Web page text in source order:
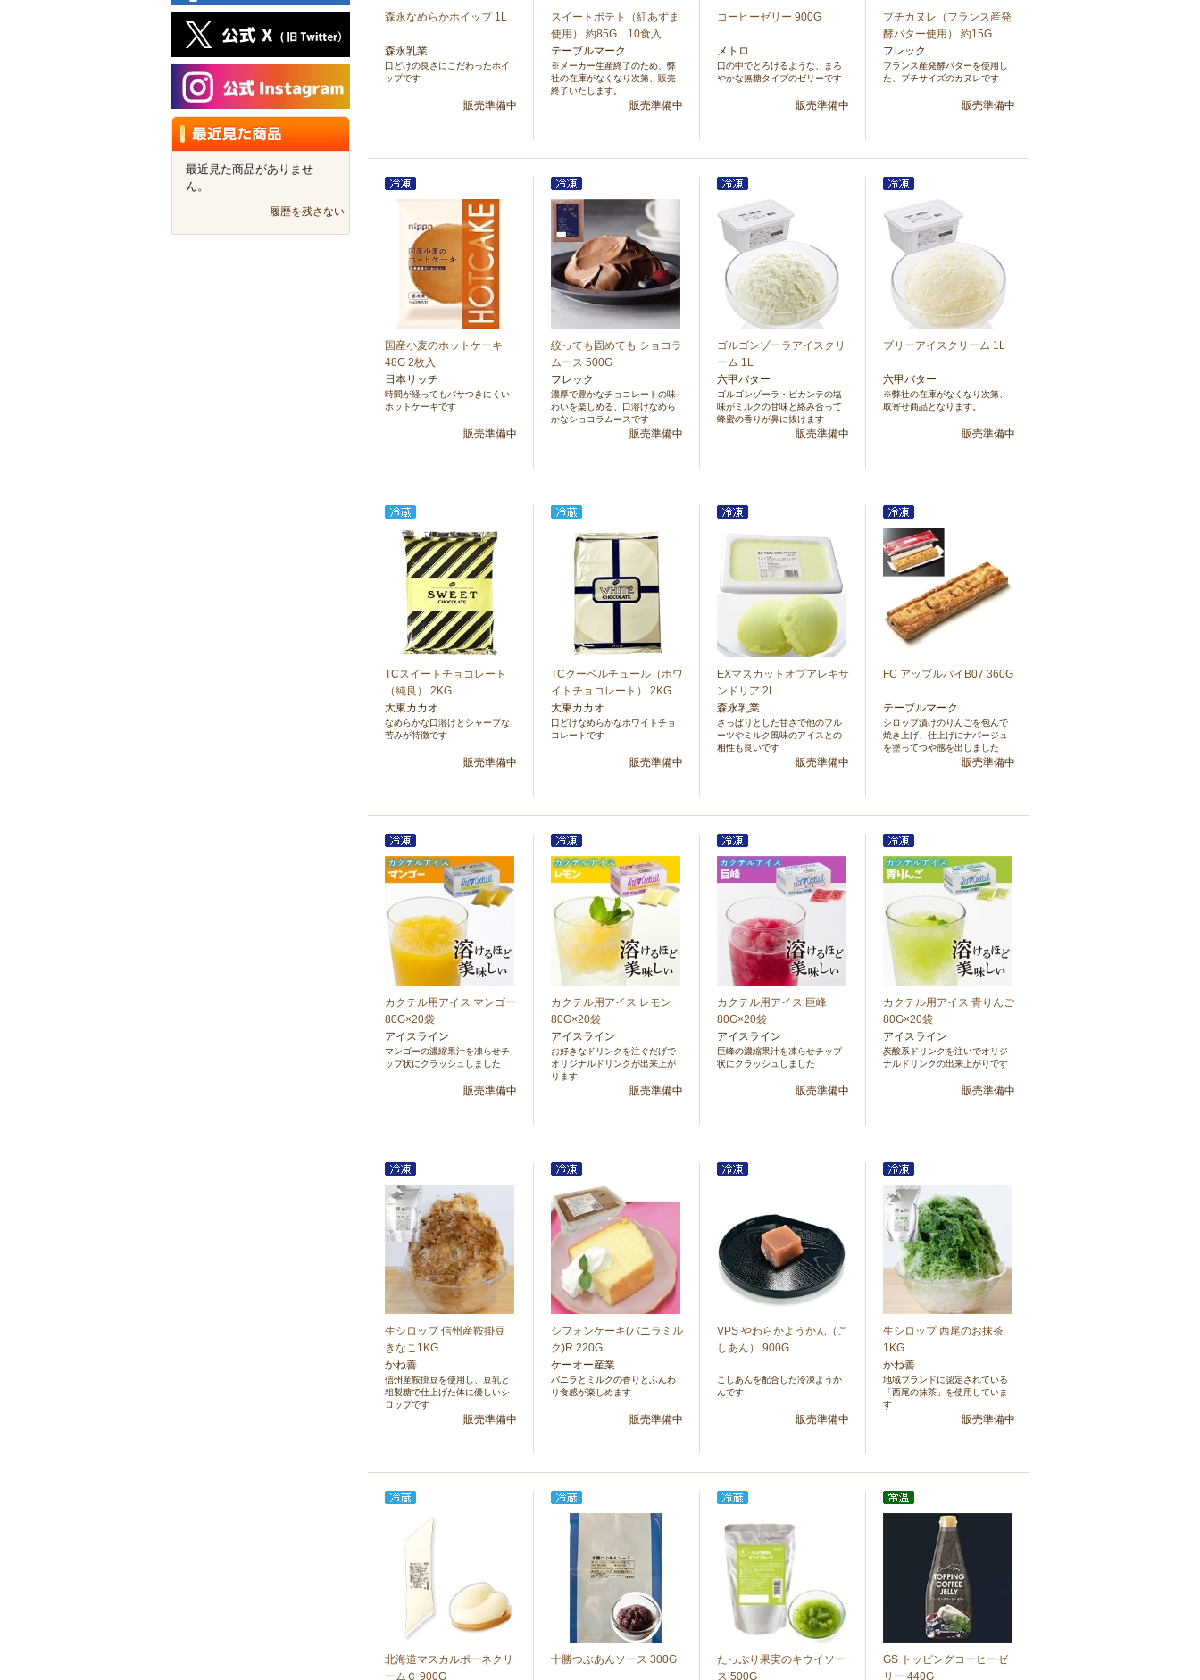
森永なめらかホイップ 1L
森永乳業
口どけの良さにこだわったホイ
ップです
販売準備中
スイートポテト（紅あずま
使用） 約85G 10食入
テーブルマーク
※メーカー生産終了のため、弊
社の在庫がなくなり次第、販売
終了いたします。
販売準備中
コーヒーゼリー 900G
メトロ
口の中でとろけるような、まろ
やかな無糖タイプのゼリーです
販売準備中
プチカヌレ（フランス産発
酵バター使用） 約15G
フレック
フランス産発酵バターを使用し
た、プチサイズのカヌレです
販売準備中
国産小麦のホットケーキ
48G 2枚入
日本リッチ
時間が経ってもパサつきにくい
ホットケーキです
販売準備中
絞っても固めても ショコラ
ムース 500G
フレック
濃厚で豊かなチョコレートの味
わいを楽しめる、口溶けなめら
かなショコラムースです
販売準備中
ゴルゴンゾーラアイスクリ
ーム 1L
六甲バター
ゴルゴンゾーラ・ピカンテの塩
味がミルクの甘味と絡み合って
蜂蜜の香りが鼻に抜けます
販売準備中
ブリーアイスクリーム 1L
六甲バター
※弊社の在庫がなくなり次第、
取寄せ商品となります。
販売準備中
TCスイートチョコレート
（純良） 2KG
大東カカオ
なめらかな口溶けとシャープな
苦みが特徴です
販売準備中
TCクーベルチュール（ホワ
イトチョコレート） 2KG
大東カカオ
口どけなめらかなホワイトチョ
コレートです
販売準備中
EXマスカットオブアレキサ
ンドリア 2L
森永乳業
さっぱりとした甘さで他のフル
ーツやミルク風味のアイスとの
相性も良いです
販売準備中
FC アップルパイB07 360G
テーブルマーク
シロップ漬けのりんごを包んで
焼き上げ、仕上げにナパージュ
を塗ってつや感を出しました
販売準備中
カクテル用アイス マンゴー
80G×20袋
アイスライン
マンゴーの濃縮果汁を凍らせチ
ップ状にクラッシュしました
販売準備中
カクテル用アイス レモン
80G×20袋
アイスライン
お好きなドリンクを注ぐだげで
オリジナルドリンクが出来上が
ります
販売準備中
カクテル用アイス 巨峰
80G×20袋
アイスライン
巨峰の濃縮果汁を凍らせチップ
状にクラッシュしました
販売準備中
カクテル用アイス 青りんご
80G×20袋
アイスライン
炭酸系ドリンクを注いでオリジ
ナルドリンクの出来上がりです
販売準備中
生シロップ 信州産鞍掛豆
きなこ1KG
かね善
信州産鞍掛豆を使用し、豆乳と
粗製糖で仕上げた体に優しいシ
ロップです
販売準備中
シフォンケーキ(バニラミル
ク)R 220G
ケーオー産業
バニラとミルクの香りとふんわ
り食感が楽しめます
販売準備中
VPS やわらかようかん（こ
しあん） 900G
こしあんを配合した冷凍ようか
んです
販売準備中
生シロップ 西尾のお抹茶
1KG
かね善
地域ブランドに認定されている
「西尾の抹茶」を使用していま
す
販売準備中
北海道マスカルポーネクリ
ームＣ 900G
十勝つぶあんソース 300G
たっぷり果実のキウイソー
ス 500G
GS トッピングコーヒーゼ
リー 440G
最近見た商品がありませ
ん。
履歴を残さない